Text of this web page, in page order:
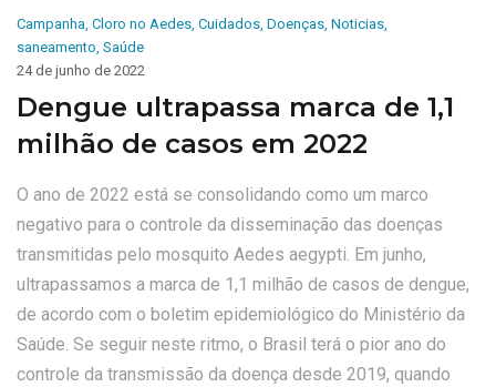
Campanha, Cloro no Aedes, Cuidados, Doenças, Noticias,
saneamento, Saúde
24 de junho de 2022
Dengue ultrapassa marca de 1,1
milhão de casos em 2022
O ano de 2022 está se consolidando como um marco
negativo para o controle da disseminação das doenças
transmitidas pelo mosquito Aedes aegypti. Em junho,
ultrapassamos a marca de 1,1 milhão de casos de dengue,
de acordo com o boletim epidemiológico do Ministério da
Saúde. Se seguir neste ritmo, o Brasil terá o pior ano do
controle da transmissão da doença desde 2019, quando